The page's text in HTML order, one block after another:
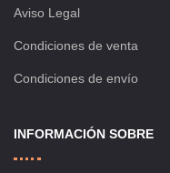
Aviso Legal
Condiciones de venta
Condiciones de envío
INFORMACIÓN SOBRE